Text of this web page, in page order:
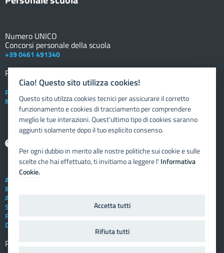
Numero UNICO
Concorsi personale della scuola
+39 0461 491340
Registro elettronico
Posta elettronica istituzionale
Nuovo sportello dipendente
Assistenza tecnica
Note legali
Albo telematico
Social Media Policy
Privacy
Dichiarazione di accessibilità
Registro elettronico
Ciao! Questo sito utilizza cookies!
Questo sito utilzza cookies tecnici per assicurare il corretto
funzionamento e cookies di tracciamento per comprendere
meglio le tue interazioni. Quest'ultimo tipo di cookies saranno
aggiunti solamente dopo il tuo esplicito consenso.
Per ogni dubbio in merito alle nostre politiche sui cookie e sulle
scelte che hai effettuato, ti invitiamo a leggere l' Informativa
Cookie.
Accetta tutti
Rifiuta tutti